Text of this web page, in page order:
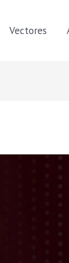
Vectores